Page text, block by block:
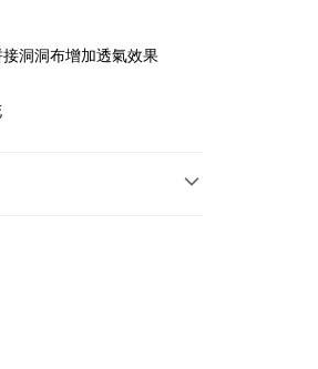
、台湾大哥大のユーザーは
し、携帯番号を確認後、分割
確認すると取引が完了しま
ると、携帯電話認証ウィン
洞洞布增加透氣效果